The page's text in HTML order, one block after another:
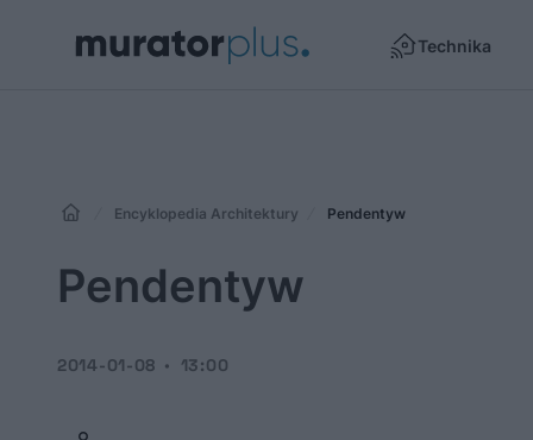
Technika
Encyklopedia Architektury Pendentyw
Pendentyw
2014-01-08 13:00